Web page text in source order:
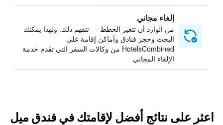
إلغاء مجاني
من الوارد أن تتغير الخطط — نتفهم ذلك. ولهذا يمكنك
البحث وحجز فنادق وأماكن إقامة على
HotelsCombined من وكالات السفر التي تقدم خدمة
الإلغاء المجاني
اعثر على نتائج أفضل لإقامتك في فندق ميل